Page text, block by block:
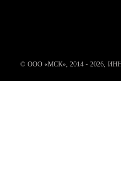
© ООО «МСК», 2014 - 2026,